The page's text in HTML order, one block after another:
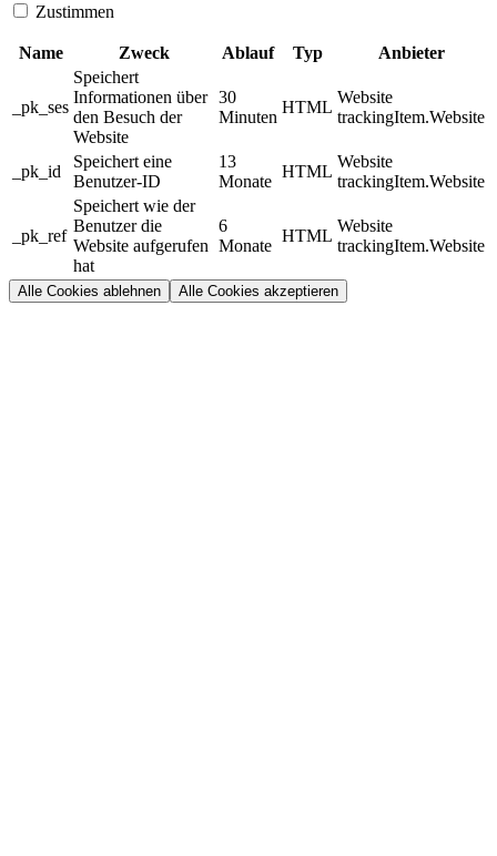
Zustimmen
Name Zweck Ablauf Typ Anbieter
_pk_ses
Speichert
Informationen über
den Besuch der
Website
30
Minuten
HTML
Website
trackingItem.Website
_pk_id
Speichert eine
Benutzer-ID
13
Monate
HTML
Website
trackingItem.Website
_pk_ref
Speichert wie der
Benutzer die
Website aufgerufen
hat
6
Monate
HTML
Website
trackingItem.Website
Alle Cookies ablehnen Alle Cookies akzeptieren